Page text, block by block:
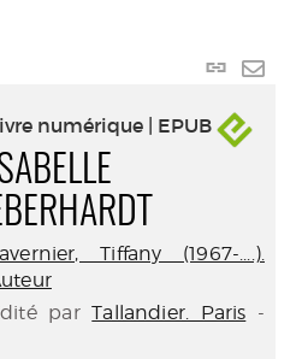
Lien
numérique | EPUB
Tiffany (1967-....).
parTallandier. Paris -